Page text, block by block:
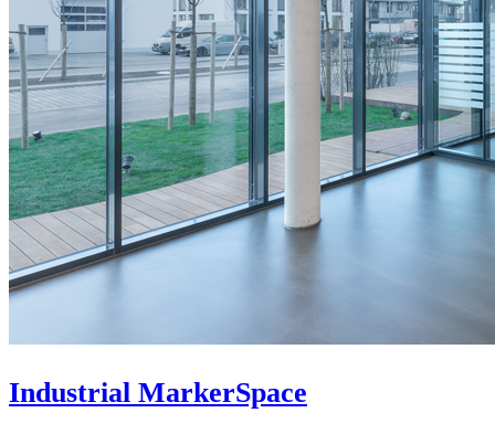
Industrial MarkerSpace